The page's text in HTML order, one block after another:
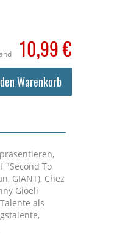
10,99 €
Warenkorb
"Second To
GIANT), Chez
Gioeli
als